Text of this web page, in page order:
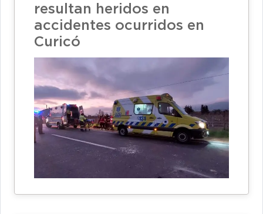
resultan heridos en
accidentes ocurridos en
Curicó